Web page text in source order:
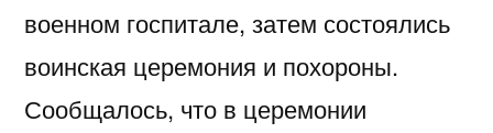
военном госпитале, затем состоялись
воинская церемония и похороны.
Сообщалось, что в церемонии